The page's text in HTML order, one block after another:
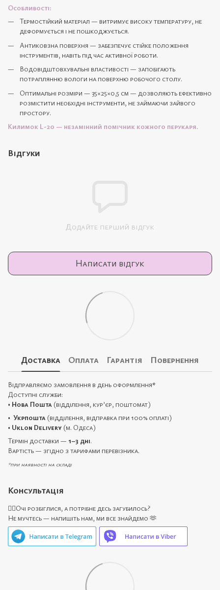
Особливості:
Термостійкий матеріал — витримує високу температуру, не
деформується і не пошкоджується.
Антиковзна поверхня — забезпечує стійке положення
інструментів, навіть під час активної роботи.
Водовідштовхувальні властивості — запобігають
потраплянню вологи на поверхню робочого столу.
Оптимальні розміри — 35×25×0,5 см — дозволяють ефективно
розмістити необхідні інструменти, не займаючи зайвого
простору.
Килимок L-20 — незамінний помічник кожного перукаря.
Відгуки
Додайте перший відгук
Написати відгук
Доставка Оплата Гарантія Повернення
Відправляємо замовлення в день оформлення*
Доступні служби:
• Нова Пошта (відділення, кур’єр, поштомат)
• Укрпошта (відділення, відправка при 100% оплаті)
• Uklon Delivery (м. Одеса)
Термін доставки — 1–3 дні.
Вартість — згідно з тарифами перевізника.
*при наявності на складі
Консультація
🙋‍♀️Очі розбіглися, а потрібне десь загубилось?
Не мучтесь — напишіть нам, ми все знайдемо 🫶